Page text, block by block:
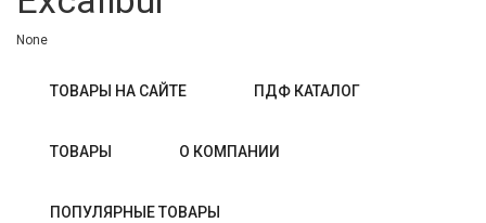
None
ТОВАРЫ НА САЙТЕ ПДФ КАТАЛОГ
ТОВАРЫ О КОМПАНИИ
ПОПУЛЯРНЫЕ ТОВАРЫ